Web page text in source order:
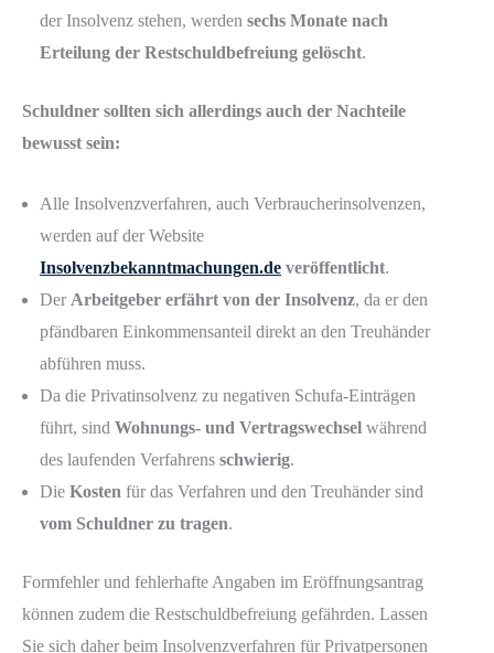
der Insolvenz stehen, werden sechs Monate nach
Erteilung der Restschuldbefreiung gelöscht.
Schuldner sollten sich allerdings auch der Nachteile
bewusst sein:
Alle Insolvenzverfahren, auch Verbraucherinsolvenzen,
werden auf der Website
Insolvenzbekanntmachungen.de veröffentlicht.
Der Arbeitgeber erfährt von der Insolvenz, da er den
pfändbaren Einkommensanteil direkt an den Treuhänder
abführen muss.
Da die Privatinsolvenz zu negativen Schufa-Einträgen
führt, sind Wohnungs- und Vertragswechsel während
des laufenden Verfahrens schwierig.
Die Kosten für das Verfahren und den Treuhänder sind
vom Schuldner zu tragen.
Formfehler und fehlerhafte Angaben im Eröffnungsantrag
können zudem die Restschuldbefreiung gefährden. Lassen
Sie sich daher beim Insolvenzverfahren für Privatpersonen